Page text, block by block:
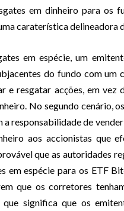
em dinheiro para os
caraterística delineadora
em espécie, um
do fundo com um
e resgatar acções, em vez
No segundo cenário,
a responsabilidade de
aos accionistas que
que as autoridades
em espécie para os ETF
que os corretores
significa que os